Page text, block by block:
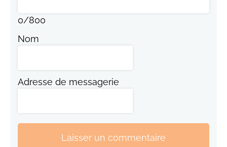
0/800
Nom
Adresse de messagerie
Laisser un commentaire